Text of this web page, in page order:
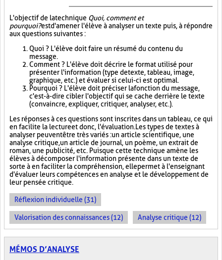
L'objectif de la technique Quoi, comment et
pourquoi?est d'amener l'élève à analyser un texte puis, à répondre
aux questions suivantes :
Quoi ? L'élève doit faire un résumé du contenu du
message.
Comment ? L'élève doit décrire le format utilisé pour
présenter l'information (type de texte, tableau, image,
graphique, etc.) et évaluer si celui-ci est optimal.
Pourquoi ? L'élève doit préciser la fonction du message,
c'est-à-dire cibler l'objectif qui se cache derrière le texte
(convaincre, expliquer, critiquer, analyser, etc.).
Les réponses à ces questions sont inscrites dans un tableau, ce qui
en facilite la lecture et donc, l'évaluation. Les types de textes à
analyser peuvent être très variés : un article scientifique, une
analyse critique, un article de journal, un poème, un extrait de
roman, une publicité, etc. Puisque cette technique amène les
élèves à décomposer l'information présente dans un texte de
sorte à en faciliter la compréhension, elle permet à l'enseignant
d'évaluer leurs compétences en analyse et le développement de
leur pensée critique.
Réflexion individuelle (31)
Valorisation des connaissances (12) Analyse critique (12)
MÉMOS D’ANALYSE